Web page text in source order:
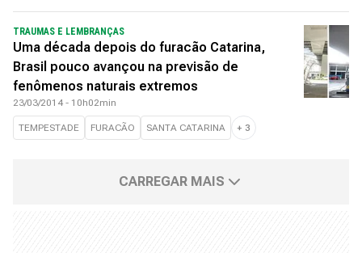
TRAUMAS E LEMBRANÇAS
Uma década depois do furacão Catarina,
Brasil pouco avançou na previsão de
fenômenos naturais extremos
23/03/2014 - 10h02min
TEMPESTADE FURACÃO SANTA CATARINA + 3
CARREGAR MAIS